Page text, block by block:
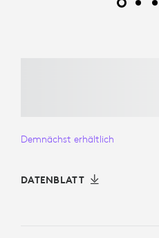
Demnächst erhältlich
DATENBLATT